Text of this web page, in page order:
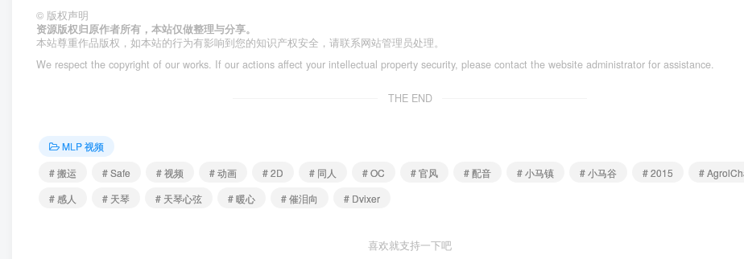
© 版权声明
资源版权归原作者所有，本站仅做整理与分享。
本站尊重作品版权，如本站的行为有影响到您的知识产权安全，请联系网站管理员处理。
We respect the copyright of our works. If our actions affect your intellectual property security, please contact the website administrator for assistance.
THE END
MLP 视频
# 搬运
# Safe # 视频 # 动画 # 2D # 同人 # OC # 官风 # 配音 # 小马镇 # 小马谷 # 2015
#
# 感人
# 天琴 # 天琴心弦 # 暖心 # 催泪向 # Dvixer
喜欢就支持一下吧